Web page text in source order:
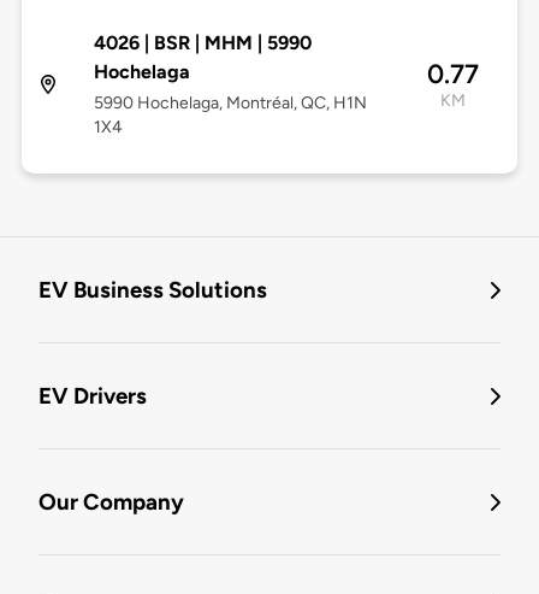
4026 | BSR | MHM | 5990
Hochelaga
5990 Hochelaga, Montréal, QC, H1N
1X4
0.77
KM
EV Business Solutions
EV Drivers
Our Company